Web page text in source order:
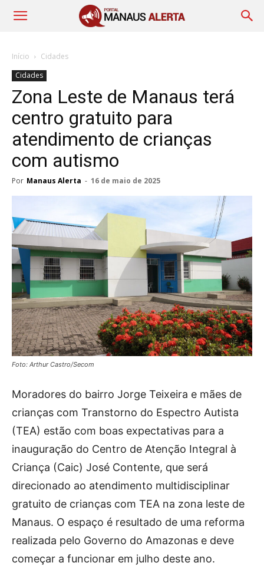
Início
Cidades
Cidades
Zona Leste de Manaus terá
centro gratuito para
atendimento de crianças
com autismo
Por Manaus Alerta - 16 de maio de 2025
Foto: Arthur Castro/Secom
Moradores do bairro Jorge Teixeira e mães de
crianças com Transtorno do Espectro Autista
(TEA) estão com boas expectativas para a
inauguração do Centro de Atenção Integral à
Criança (Caic) José Contente, que será
direcionado ao atendimento multidisciplinar
gratuito de crianças com TEA na zona leste de
Manaus. O espaço é resultado de uma reforma
realizada pelo Governo do Amazonas e deve
começar a funcionar em julho deste ano.